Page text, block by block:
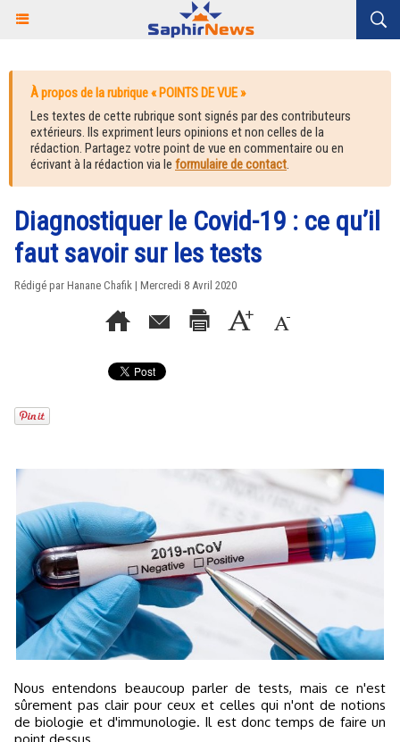
À propos de la rubrique « POINTS DE VUE »
Les textes de cette rubrique sont signés par des contributeurs
extérieurs. Ils expriment leurs opinions et non celles de la
rédaction. Partagez votre point de vue en commentaire ou en
écrivant à la rédaction via le formulaire de contact.
Diagnostiquer le Covid-19 : ce qu’il
faut savoir sur les tests
Rédigé par Hanane Chafik | Mercredi 8 Avril 2020
Nous entendons beaucoup parler de tests, mais ce n'est
sûrement pas clair pour ceux et celles qui n'ont de notions
de biologie et d'immunologie. Il est donc temps de faire un
point dessus.